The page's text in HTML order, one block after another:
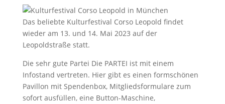
Das beliebte Kulturfestival Corso Leopold findet
wieder am 13. und 14. Mai 2023 auf der
Leopoldstraße statt.
Die sehr gute Partei Die PARTEI ist mit einem
Infostand vertreten. Hier gibt es einen formschönen
Pavillon mit Spendenbox, Mitgliedsformulare zum
sofort ausfüllen, eine Button-Maschine,